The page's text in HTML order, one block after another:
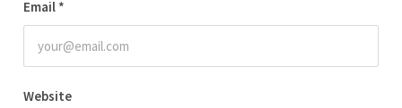
Email *
Website